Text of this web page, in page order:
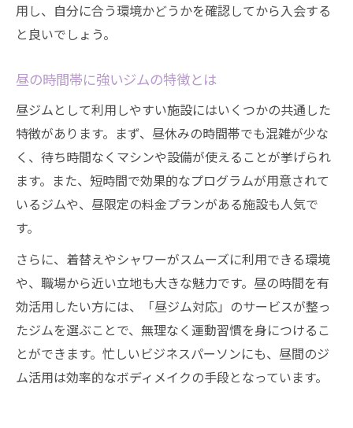
用し、自分に合う環境かどうかを確認してから入会する
と良いでしょう。
昼の時間帯に強いジムの特徴とは
昼ジムとして利用しやすい施設にはいくつかの共通した
特徴があります。まず、昼休みの時間帯でも混雑が少な
く、待ち時間なくマシンや設備が使えることが挙げられ
ます。また、短時間で効果的なプログラムが用意されて
いるジムや、昼限定の料金プランがある施設も人気で
す。
さらに、着替えやシャワーがスムーズに利用できる環境
や、職場から近い立地も大きな魅力です。昼の時間を有
効活用したい方には、「昼ジム対応」のサービスが整っ
たジムを選ぶことで、無理なく運動習慣を身につけるこ
とができます。忙しいビジネスパーソンにも、昼間のジ
ム活用は効率的なボディメイクの手段となっています。